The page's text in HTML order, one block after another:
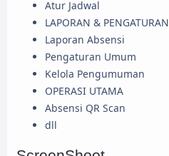
Atur Jadwal
LAPORAN & PENGATURAN
Laporan Absensi
Pengaturan Umum
Kelola Pengumuman
OPERASI UTAMA
Absensi QR Scan
dll